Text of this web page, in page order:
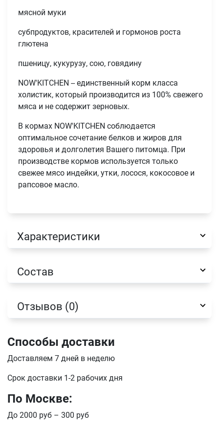
мясной муки
субпродуктов, красителей и гормонов роста
глютена
пшеницу, кукурузу, сою, говядину
NOW'KITCHEN -- единственный корм класса
холистик, который производится из 100% свежего
мяса и не содержит зерновых.
В кормах NOW'KITCHEN соблюдается
оптимальное сочетание белков и жиров для
здоровья и долголетия Вашего питомца. При
производстве кормов используется только
свежее мясо индейки, утки, лосося, кокосовое и
рапсовое масло.
Характеристики
Состав
Отзывов (0)
Способы доставки
Доставляем 7 дней в неделю
Срок доставки 1-2 рабочих дня
По Москве:
До 2000 руб – 300 руб
Оформить заказ
Телефон